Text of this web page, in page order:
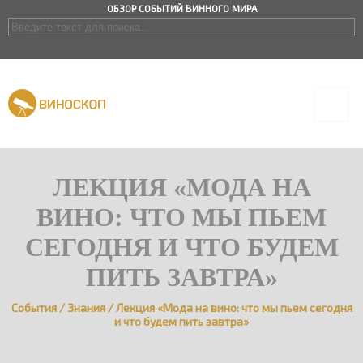
ОБЗОР СОБЫТИЙ ВИННОГО МИРА
ЛЕКЦИЯ «МОДА НА
ВИНО: ЧТО МЫ ПЬЕМ
СЕГОДНЯ И ЧТО БУДЕМ
ПИТЬ ЗАВТРА»
События/Знания/Лекция «Мода на вино: что мы пьем сегодня
и что будем пить завтра»